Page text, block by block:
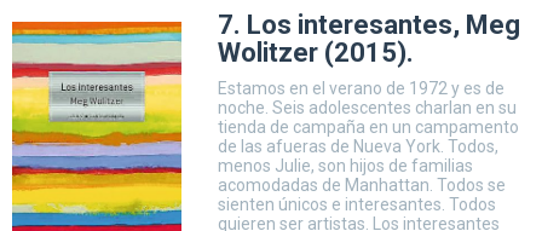
7. Los interesantes, Meg
Wolitzer (2015).
Estamos en el verano de 1972 y es de
noche. Seis adolescentes charlan en su
tienda de campaña en un campamento
de las afueras de Nueva York. Todos,
menos Julie, son hijos de familias
acomodadas de Manhattan. Todos se
sienten únicos e interesantes. Todos
quieren ser artistas. Los interesantes